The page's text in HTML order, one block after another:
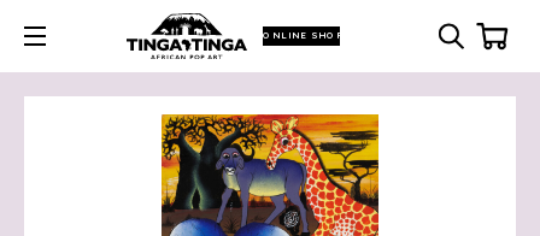
ONLINE SHOP